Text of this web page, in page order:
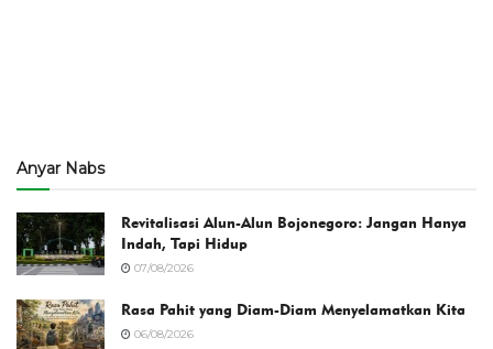
Anyar Nabs
Revitalisasi Alun-Alun Bojonegoro: Jangan Hanya
Indah, Tapi Hidup
07/08/2026
Rasa Pahit yang Diam-Diam Menyelamatkan Kita
06/08/2026